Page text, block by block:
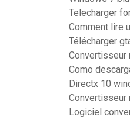
Telecharger
Comment lire
Télécharger
Convertisseur
Como
Directx 10
Convertisseur
Logiciel